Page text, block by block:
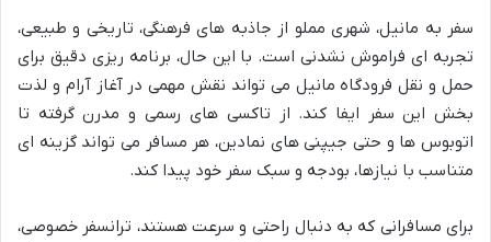
سفر به مانیل، شهری مملو از جاذبه های فرهنگی، تاریخی و طبیعی،
تجربه ای فراموش نشدنی است. با این حال، برنامه ریزی دقیق برای
حمل و نقل فرودگاه مانیل می تواند نقش مهمی در آغاز آرام و لذت
بخش این سفر ایفا کند. از تاکسی های رسمی و مدرن گرفته تا
اتوبوس ها و حتی جیپنی های نمادین، هر مسافر می تواند گزینه ای
متناسب با نیازها، بودجه و سبک سفر خود پیدا کند.
برای مسافرانی که به دنبال راحتی و سرعت هستند، ترانسفر خصوصی،